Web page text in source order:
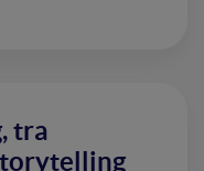
tra